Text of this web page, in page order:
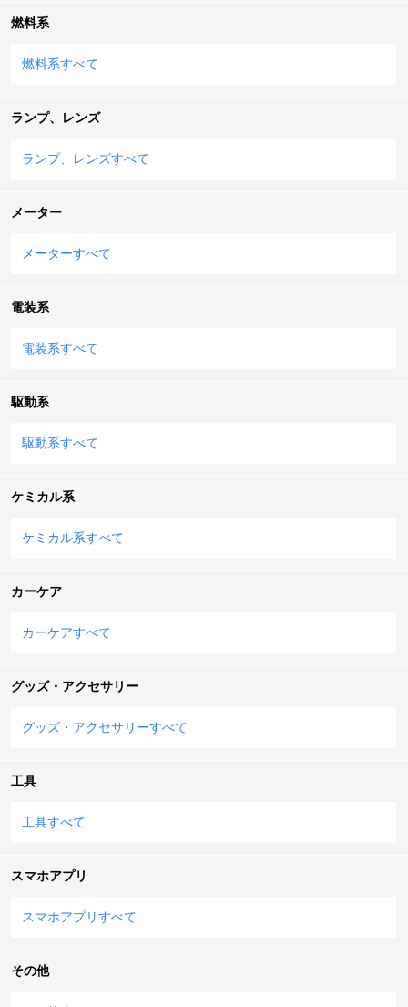
燃料系
燃料系すべて
ランプ、レンズ
ランプ、レンズすべて
メーター
メーターすべて
電装系
電装系すべて
駆動系
駆動系すべて
ケミカル系
ケミカル系すべて
カーケア
カーケアすべて
グッズ・アクセサリー
グッズ・アクセサリーすべて
工具
工具すべて
スマホアプリ
スマホアプリすべて
その他